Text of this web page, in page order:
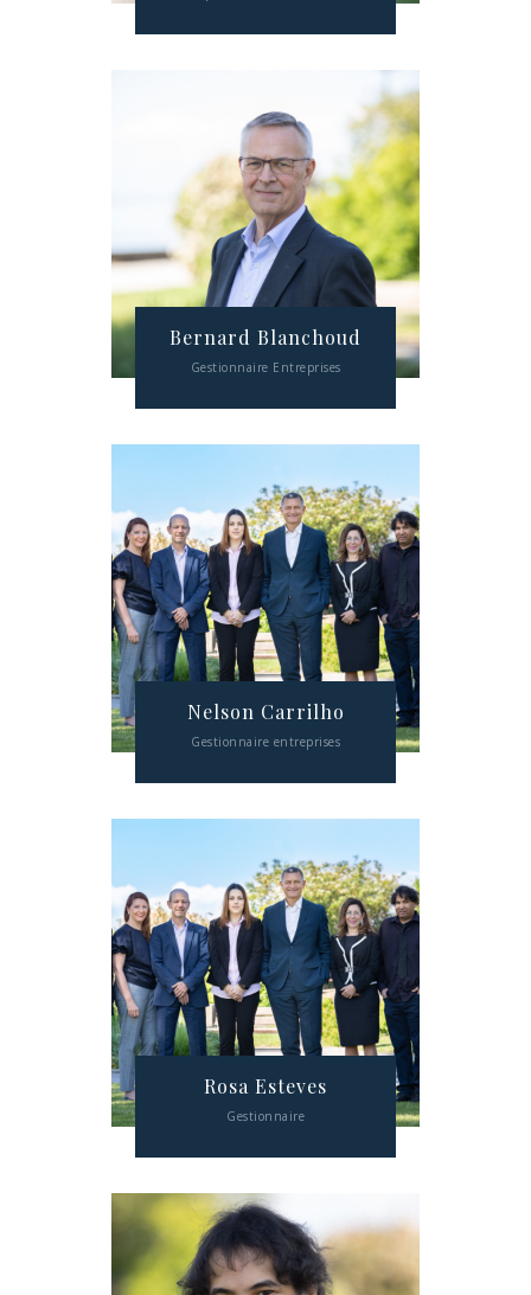
Bernard Blanchoud
Gestionnaire Entreprises
Nelson Carrilho
Gestionnaire entreprises
Rosa Esteves
Gestionnaire